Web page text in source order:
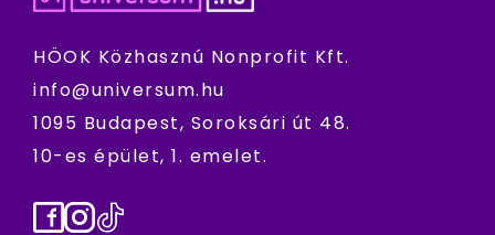
HÖOK Közhasznú Nonprofit Kft.
info@universum.hu
1095 Budapest, Soroksári út 48.
10-es épület, 1. emelet.
Facebook
Instagram
TikTok